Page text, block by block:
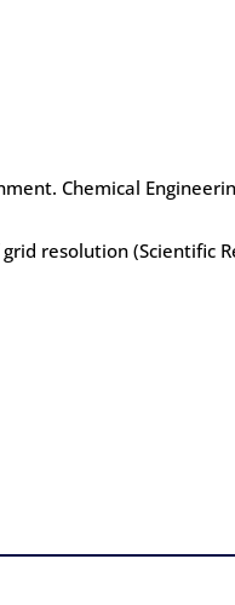
Chemical
resolution (Scientific